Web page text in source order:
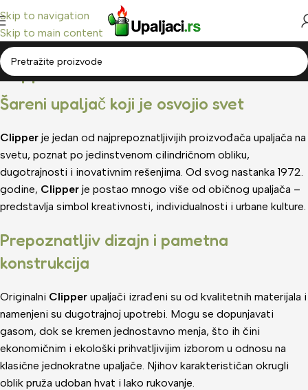
Skip to navigation
Skip to main content
Clipper Home/Clipper
Šareni upaljač koji je osvojio svet
Clipper je jedan od najprepoznatljivijih proizvođača upaljača na
svetu, poznat po jedinstvenom cilindričnom obliku,
dugotrajnosti i inovativnim rešenjima. Od svog nastanka 1972.
godine, Clipper je postao mnogo više od običnog upaljača –
predstavlja simbol kreativnosti, individualnosti i urbane kulture.
Prepoznatljiv dizajn i pametna
konstrukcija
Originalni Clipper upaljači izrađeni su od kvalitetnih materijala i
namenjeni su dugotrajnoj upotrebi. Mogu se dopunjavati
gasom, dok se kremen jednostavno menja, što ih čini
ekonomičnim i ekološki prihvatljivijim izborom u odnosu na
klasične jednokratne upaljače. Njihov karakterističan okrugli
oblik pruža udoban hvat i lako rukovanje.